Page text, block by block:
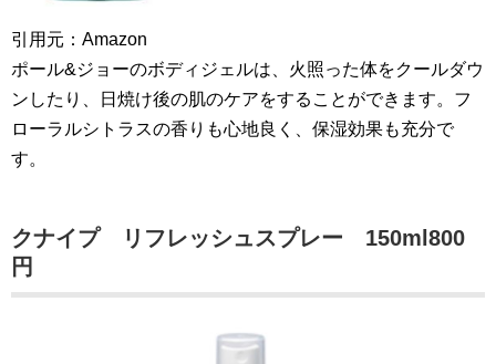
引用元：Amazon
ポール&ジョーのボディジェルは、火照った体をクールダウ
ンしたり、日焼け後の肌のケアをすることができます。フ
ローラルシトラスの香りも心地良く、保湿効果も充分で
す。
クナイプ リフレッシュスプレー 150ml800
円